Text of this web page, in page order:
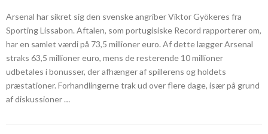
Arsenal har sikret sig den svenske angriber Viktor Gyökeres fra
Sporting Lissabon. Aftalen, som portugisiske Record rapporterer om,
har en samlet værdi på 73,5 millioner euro. Af dette lægger Arsenal
straks 63,5 millioner euro, mens de resterende 10 millioner
udbetales i bonusser, der afhænger af spillerens og holdets
præstationer. Forhandlingerne trak ud over flere dage, især på grund
af diskussioner …